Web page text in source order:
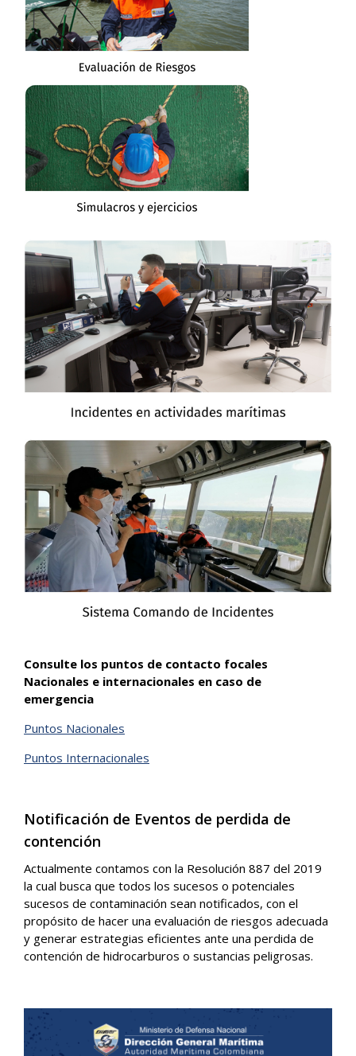
Consulte los puntos de contacto focales
Nacionales e internacionales en caso de
emergencia
Puntos Nacionales
Puntos Internacionales
Notificación de Eventos de perdida de
contención
Actualmente contamos con la Resolución 887 del 2019
la cual busca que todos los sucesos o potenciales
sucesos de contaminación sean notificados, con el
propósito de hacer una evaluación de riesgos adecuada
y generar estrategias eficientes ante una perdida de
contención de hidrocarburos o sustancias peligrosas.